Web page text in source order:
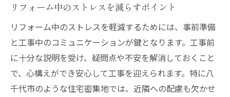
リフォーム中のストレスを減らすポイント
リフォーム中のストレスを軽減するためには、事前準備
と工事中のコミュニケーションが鍵となります。工事前
に十分な説明を受け、疑問点や不安を解消しておくこと
で、心構えができ安心して工事を迎えられます。特に八
千代市のような住宅密集地では、近隣への配慮も欠かせ